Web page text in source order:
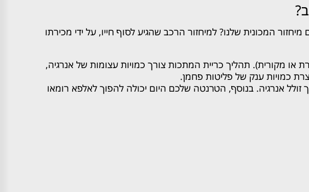
המכונית שלנו? למיחזור הרכב שהגיע לסוף חייו, על ידי מכירתו
או מקורית). תהליך כריית המתכות צורך כמויות עצומות של אנרגיה,
כמויות ענק של פליטות פחמן.
אנרגיה. בנוסף, הטרנטה שלכם היום יכולה להפוך לאלפא רומאו